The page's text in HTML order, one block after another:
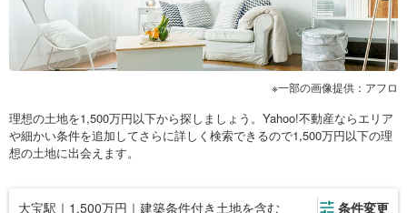
一部の画像提供：アフロ
理想の土地を1,500万円以下から探しましょう。Yahoo!不動産ならエリア
や細かい条件を追加してさらに詳しく検索できるので1,500万円以下の理
想の土地に出会えます。
大宝駅｜1,500万円｜建築条件付き土地を含む 条件変更